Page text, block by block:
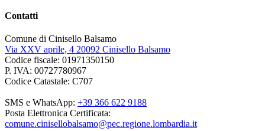
Contatti
Comune di Cinisello Balsamo
Via XXV aprile, 4 20092 Cinisello Balsamo
Codice fiscale: 01971350150
P. IVA: 00727780967
Codice Catastale: C707
SMS e WhatsApp: +39 366 622 9188
Posta Elettronica Certificata:
comune.cinisellobalsamo@pec.regione.lombardia.it